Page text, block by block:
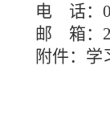
电 话：
邮 箱：
附件：学